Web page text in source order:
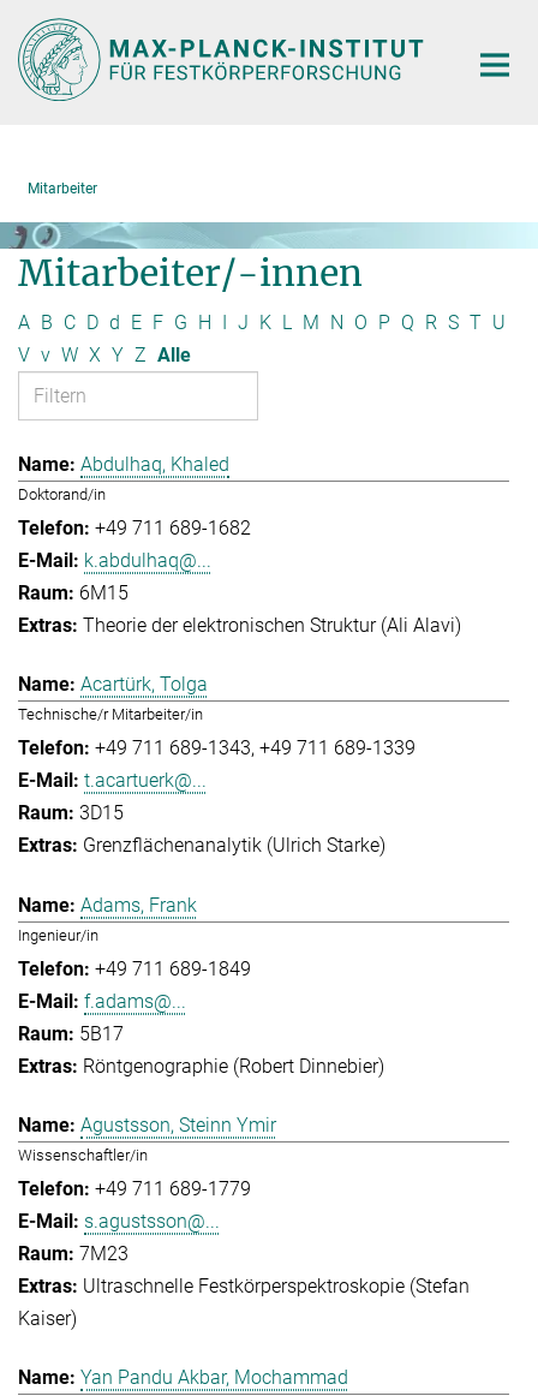
Hauptinhalt
Mitarbeiter
Mitarbeiter/-innen
A B C D d E F G H J K L M N O P Q R S T U
V v W X Y Z Alle
Abdulhaq, Khaled
Doktorand/in
+49 711 689-1682
k.abdulhaq@...
6M15
Theorie der elektronischen Struktur (Ali Alavi)
Acartürk, Tolga
Technische/r Mitarbeiter/in
+49 711 689-1343 +49 711 689-1339
t.acartuerk@...
3D15
Grenzflächenanalytik (Ulrich Starke)
Adams, Frank
Ingenieur/in
+49 711 689-1849
f.adams@...
5B17
Röntgenographie (Robert Dinnebier)
Agustsson, Steinn Ymir
Wissenschaftler/in
+49 711 689-1779
s.agustsson@...
7M23
Ultraschnelle Festkörperspektroskopie (Stefan
Kaiser)
Yan Pandu Akbar, Mochammad